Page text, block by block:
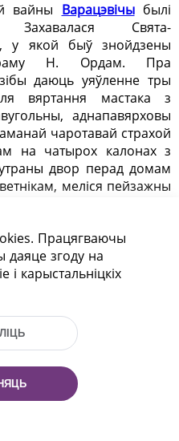
вайны Варацэвічыбылі
Свята-
у якой быў знойдзены
Н. Ордам. Пра
даюць уяўленне тры
вяртання мастака з
аднапавярховы
чаротавай страхой
на чатырох калонах з
двор перад домам
меліся пейзажны
ад былога ансамбля
Напалеон Орда шмат
Польшчы і Украіне,
і гістарычныя помнікі,
Вынікам гэтых
твораў (больш за
прысвечаны Беларусі.
Орды знаходзіцца ў
частка работ
Працягваючы
даяце згоду на
карыстальніцкіх